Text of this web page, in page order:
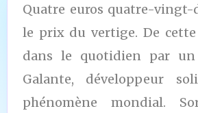
Quatre euros quatre-vingt-
le prix du vertige. De
dans le quotidien par un
Galante, développeur
phénomène mondial.